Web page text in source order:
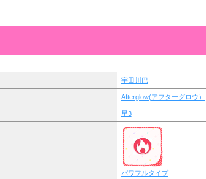
宇田川巴
Afterglow(アフターグロウ）
星3
パワフルタイプ